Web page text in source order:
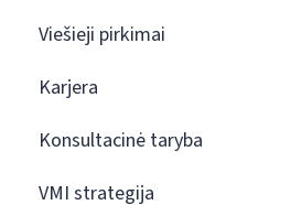
Viešieji pirkimai
Karjera
Konsultacinė taryba
VMI strategija